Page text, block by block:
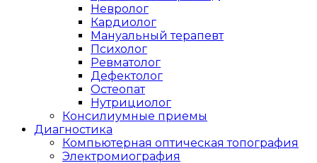
Невролог
Кардиолог
Мануальный терапевт
Психолог
Ревматолог
Дефектолог
Остеопат
Нутрициолог
Консилиумные приемы
Диагностика
Компьютерная оптическая топография
Электромиография